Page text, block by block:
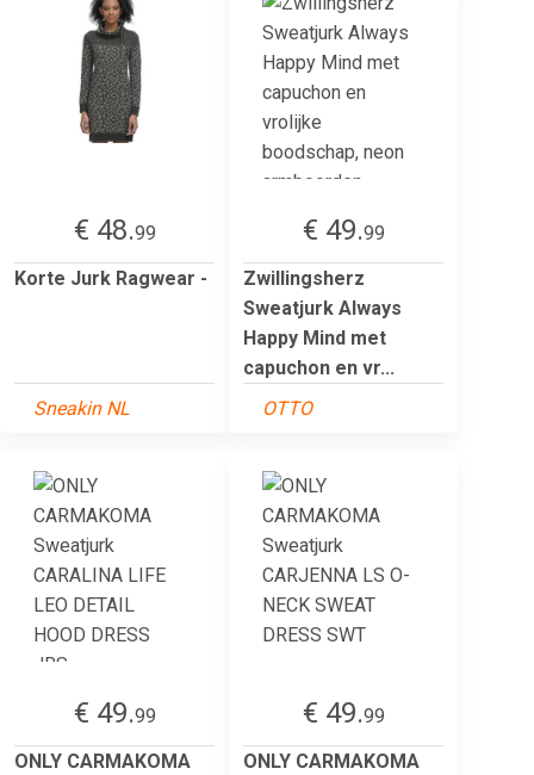
€ 48.99
Korte Jurk Ragwear -
Sneakin NL
€ 49.99
Zwillingsherz
Sweatjurk Always
Happy Mind met
capuchon en vr...
OTTO
€ 49.99
ONLY CARMAKOMA
€ 49.99
ONLY CARMAKOMA